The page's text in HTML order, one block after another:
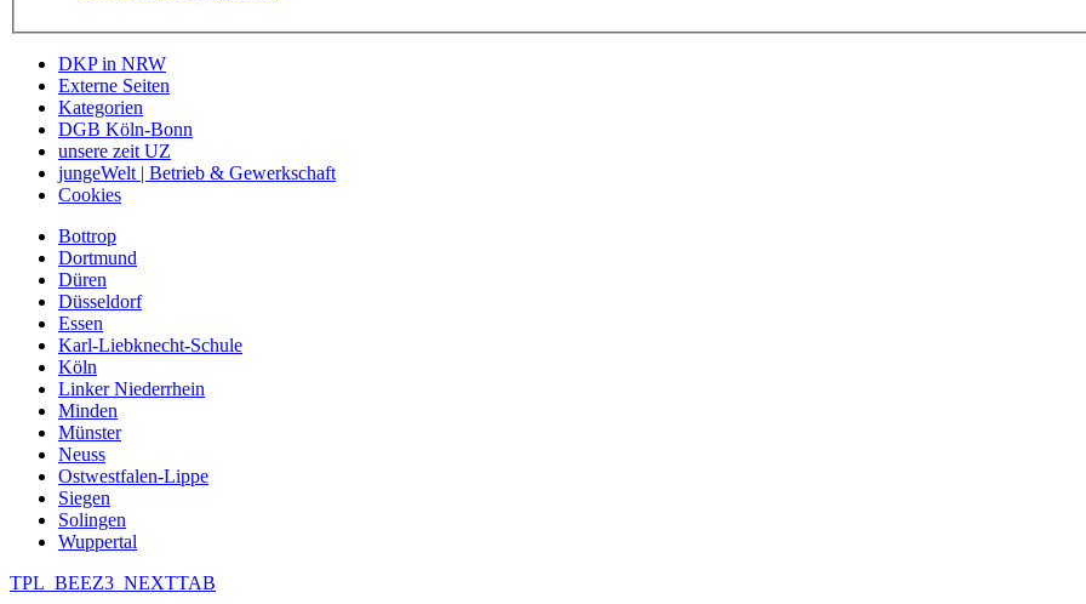
DKP in NRW
Externe Seiten
Kategorien
DGB Köln-Bonn
unsere zeit UZ
jungeWelt | Betrieb & Gewerkschaft
Cookies
Bottrop
Dortmund
Düren
Düsseldorf
Essen
Karl-Liebknecht-Schule
Köln
Linker Niederrhein
Minden
Münster
Neuss
Ostwestfalen-Lippe
Siegen
Solingen
Wuppertal
TPL_BEEZ3_NEXTTAB